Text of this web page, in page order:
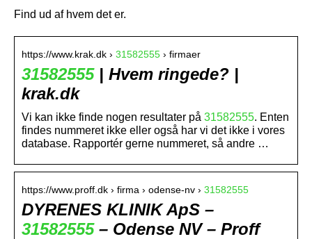
Find ud af hvem det er.
https://www.krak.dk › 31582555 › firmaer
31582555| Hvem ringede? |
krak.dk
Vi kan ikke finde nogen resultater på 31582555. Enten
findes nummeret ikke eller også har vi det ikke i vores
database. Rapportér gerne nummeret, så andre …
https://www.proff.dk › firma › odense-nv › 31582555
DYRENES KLINIK ApS –
31582555– Odense NV – Proff